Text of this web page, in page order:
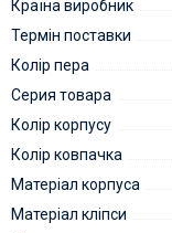
Країна виробник
Термін поставки
Колір пера
Серия товара
Колір корпусу
Колір ковпачка
Матеріал корпуса
Матеріал кліпси